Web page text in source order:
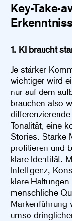
Key-Take-
1. KI braucht
Je stärker
wichtiger wird
nur auf dem
brauchen also
Tonalität, eine
Stories. Starke
profitieren und
klare Identität.
Intelligenz,
klare
menschliche
Markenführung
umso